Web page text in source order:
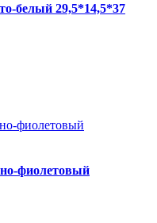
белый 29,5*14,5*37
фиолетовый